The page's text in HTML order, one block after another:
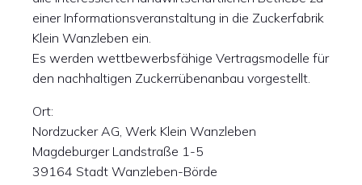
einer Informationsveranstaltung in die Zuckerfabrik
Klein Wanzleben ein.
Es werden wettbewerbsfähige Vertragsmodelle für
den nachhaltigen Zuckerrübenanbau vorgestellt.
Ort:
Nordzucker AG, Werk Klein Wanzleben
Magdeburger Landstraße 1-5
39164 Stadt Wanzleben-Börde